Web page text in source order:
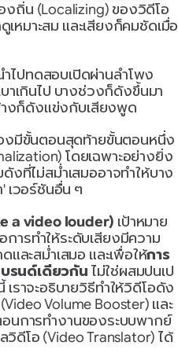
ถิ่น (Localizing) ของวิดีโอ
หมาะสม และเสียงก็คมชัดเมื่อ
ไปทดสอบเปิดผ่านลำโพง
าเกินไป บางช่วงก็ดังขึ้นมา
างก็ดังแข่งกับเสียงพูด
มีขั้นตอนสุดท้ายขั้นตอนหนึ่ง
โดยเฉพาะอย่างยิ่ง
ที่ไม่สม่ำเสมออาจทำให้บาง
เวอร์ชันอื่น ๆ
a video louder) เป้าหมาย
ารทำให้ระดับเสียงมีความ
ละสม่ำเสมอ และเพื่อให้การ
รนด์เดียวกัน ไม่ใช่ผสมปนเป
ราจะอธิบายวิธีทำให้วิดีโอดัง
Volume Booster) และ
นการทำงานของระบบพากย์
ดีโอ (Video Translator) ได้